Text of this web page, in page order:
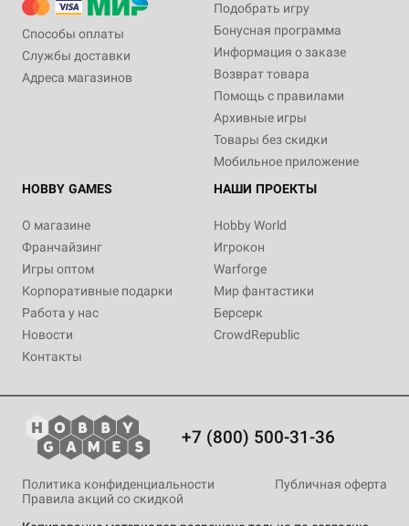
Способы оплаты
Службы доставки
Адреса магазинов
Подобрать игру
Бонусная программа
Информация о заказе
Возврат товара
Помощь с правилами
Архивные игры
Товары без скидки
Мобильное приложение
HOBBY GAMES
О магазине
Франчайзинг
Игры оптом
Корпоративные подарки
Работа у нас
Новости
Контакты
НАШИ ПРОЕКТЫ
Hobby World
Игрокон
Warforge
Мир фантастики
Берсерк
CrowdRepublic
+7 (800) 500-31-36
Политика конфиденциальности
Публичная оферта
Правила акций со скидкой